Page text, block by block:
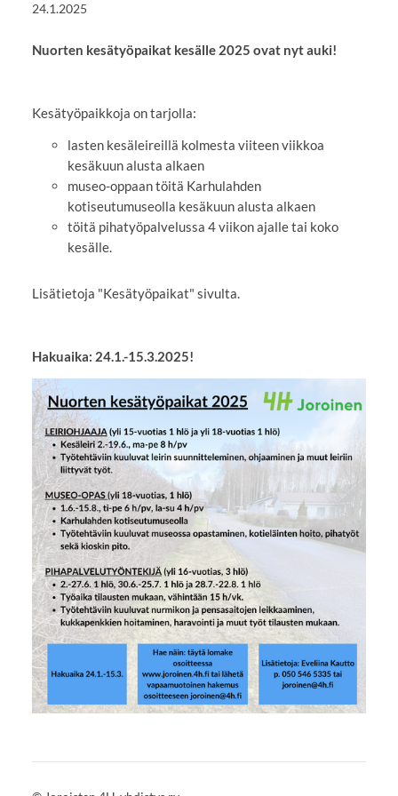
24.1.2025
Nuorten kesätyöpaikat kesälle 2025 ovat nyt auki!
Kesätyöpaikkoja on tarjolla:
lasten kesäleireillä kolmesta viiteen viikkoa
kesäkuun alusta alkaen
museo-oppaan töitä Karhulahden
kotiseutumuseolla kesäkuun alusta alkaen
töitä pihatyöpalvelussa 4 viikon ajalle tai koko
kesälle.
Lisätietoja "Kesätyöpaikat" sivulta.
Hakuaika: 24.1.-15.3.2025!